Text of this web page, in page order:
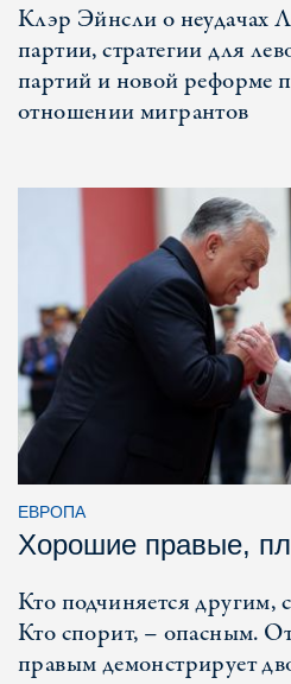
Клэр Эйнсли о неудачах
партии, стратегии для
партий и новой реформе
отношении мигрантов
ЕВРОПА
Хорошие правые,
Кто подчиняется другим,
Кто спорит, – опасным.
правым демонстрирует